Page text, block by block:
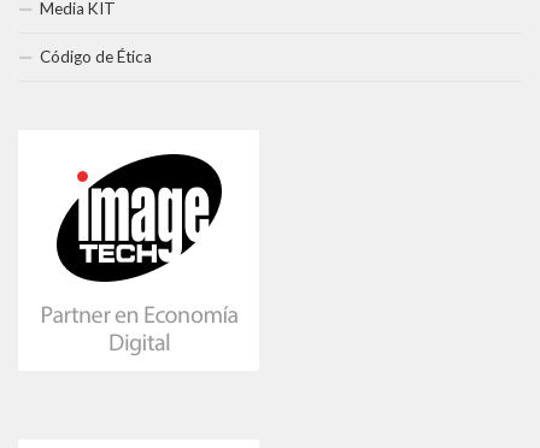
Media KIT
Código de Ética